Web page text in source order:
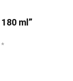
ml”
*